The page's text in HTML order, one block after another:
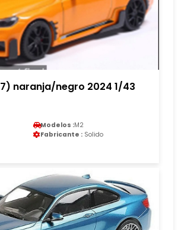
naranja/negro 2024 1/43
Modelos :M2
Fabricante : Solido